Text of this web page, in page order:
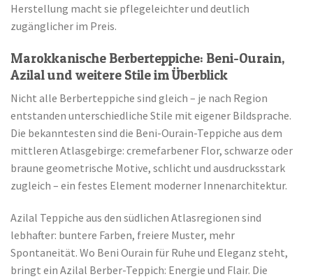
Herstellung macht sie pflegeleichter und deutlich
zugänglicher im Preis.
Marokkanische Berberteppiche: Beni-Ourain,
Azilal und weitere Stile im Überblick
Nicht alle Berberteppiche sind gleich – je nach Region
entstanden unterschiedliche Stile mit eigener Bildsprache.
Die bekanntesten sind die Beni-Ourain-Teppiche aus dem
mittleren Atlasgebirge: cremefarbener Flor, schwarze oder
braune geometrische Motive, schlicht und ausdrucksstark
zugleich – ein festes Element moderner Innenarchitektur.
Azilal Teppiche aus den südlichen Atlasregionen sind
lebhafter: buntere Farben, freiere Muster, mehr
Spontaneität. Wo Beni Ourain für Ruhe und Eleganz steht,
bringt ein Azilal Berber-Teppich: Energie und Flair. Die